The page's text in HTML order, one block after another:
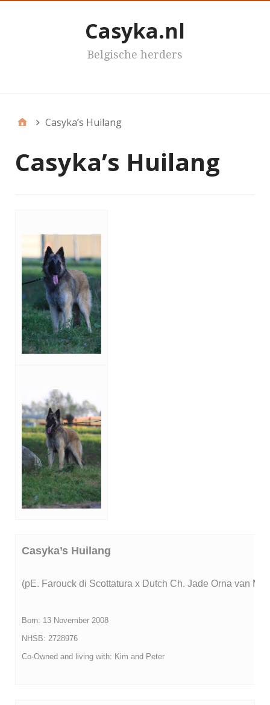
Casyka.nl
Belgische herders
Casyka’s Huilang
Casyka’s Huilang
Casyka’s Huilang
(pE. Farouck di Scottatura x Dutch Ch. Jade Orna van
Born: 13 November 2008
NHSB: 2728976
Co-Owned and living with: Kim and Peter